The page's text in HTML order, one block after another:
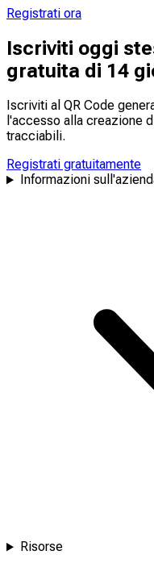
Registrati ora
Iscriviti oggi
gratuita di 14
Iscriviti al QR Code
l'accesso alla creazione
tracciabili.
Registrati gratuitamente
Informazioni
Risorse